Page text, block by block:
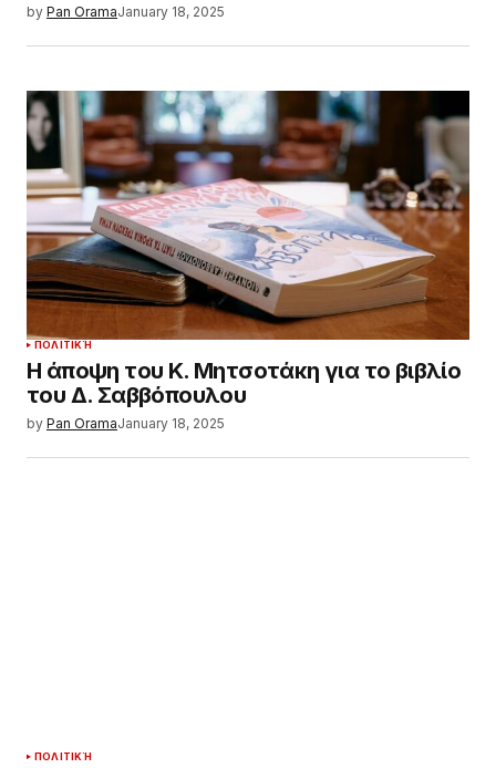
by Pan OramaJanuary 18, 2025
ΠΟΛΙΤΙΚΉ
Η άποψη του Κ. Μητσοτάκη για το βιβλίο
του Δ. Σαββόπουλου
by Pan OramaJanuary 18, 2025
ΠΟΛΙΤΙΚΉ